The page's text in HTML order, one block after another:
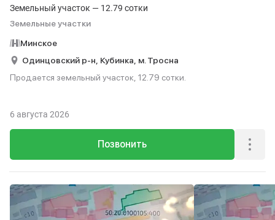
Земельный участок — 12.79 сотки
Земельные участки
Минское
Одинцовский р-н, Кубинка, м. Тросна
Продается земельный участок, 12.79 сотки.
Позвонить
6 августа 2026